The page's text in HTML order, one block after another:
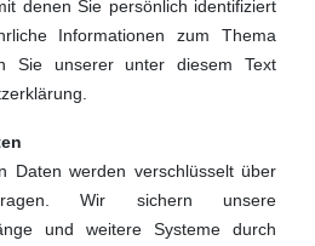
denen Sie persönlich identifiziert
Informationen zum Thema
Sie unserer unter diesem Text
Daten werden verschlüsselt über
Wir sichern unsere
und weitere Systeme durch